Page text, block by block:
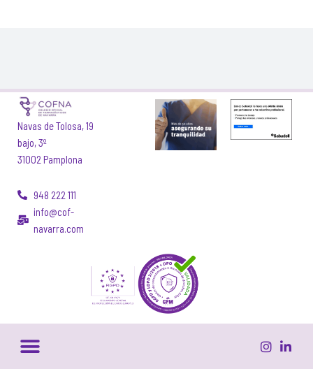
Navas de Tolosa, 19
bajo, 3º
31002 Pamplona
948 222 111
info@cof-
navarra.com